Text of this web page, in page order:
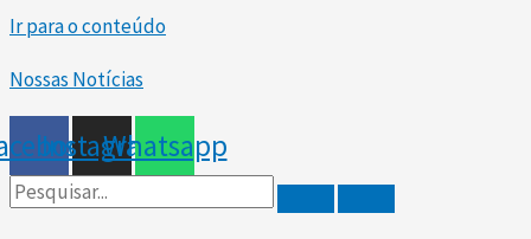
Ir para o conteúdo
Nossas Notícias
InstagramWhatsapp